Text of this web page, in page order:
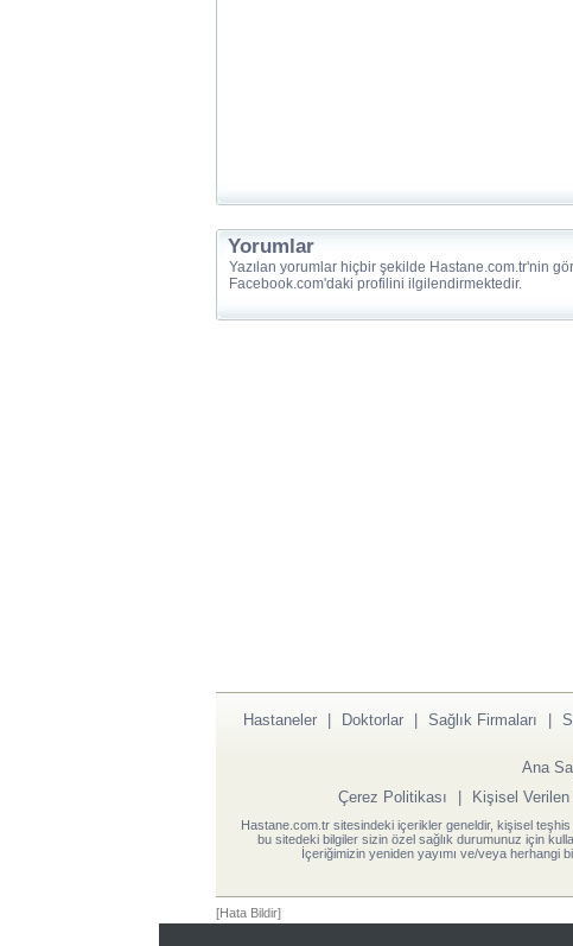
Yorumlar
Yazılan yorumlar hiçbir şekilde Hastane.com.tr'nin
Facebook.com'daki profilini ilgilendirmektedir.
Hastaneler | Doktorlar | Sağlık Firmaları |
Ana
Çerez Politikası
| Kişisel Verilen
Hastane.com.tr sitesindeki içerikler geneldir, kişisel teşhis
bu sitedeki bilgiler sizin özel sağlık durumunuz için
İçeriğimizin yeniden yayımı ve/veya herhangi
[Hata Bildir]